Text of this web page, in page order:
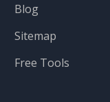
Blog
Sitemap
Free Tools